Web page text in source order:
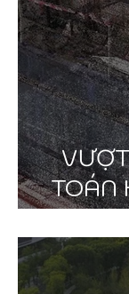
TOÁN